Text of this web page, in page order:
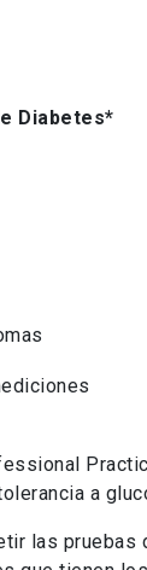
Diabetes*
a
las